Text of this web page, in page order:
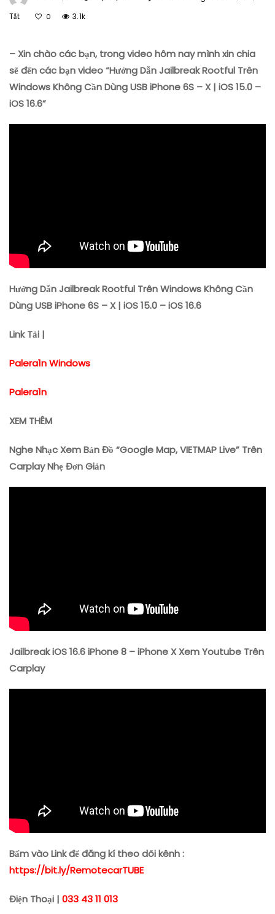
Tắt
Jailbreak
Rootful
Trên
Không
Cần
–
IOS
16.6
0 3.1k
– Xin chào các bạn, trong video hôm nay mình xin chia
sẽ đến các bạn video “Hướng Dẫn Jailbreak Rootful Trên
Windows Không Cần Dùng USB iPhone 6S – X | iOS 15.0 –
iOS 16.6”
Hướng Dẫn Jailbreak Rootful Trên Windows Không Cần
Dùng USB iPhone 6S – X | iOS 15.0 – iOS 16.6
Link Tải |
Palera1n Windows
Palera1n
XEM THÊM
Nghe Nhạc Xem Bản Đồ “Google Map, VIETMAP Live” Trên
Carplay Nhẹ Đơn Giản
Jailbreak iOS 16.6 iPhone 8 – iPhone X Xem Youtube Trên
Carplay
Bấm vào Link để đăng kí theo dõi kênh :
https://bit.ly/RemotecarTUBE
Điện Thoại | 033 43 11 013